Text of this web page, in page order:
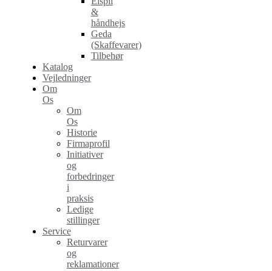
&
håndhejs
Geda
(Skaffevarer)
Tilbehør
Katalog
Vejledninger
Om
Os
Om
Os
Historie
Firmaprofil
Initiativer
og
forbedringer
i
praksis
Ledige
stillinger
Service
Returvarer
og
reklamationer